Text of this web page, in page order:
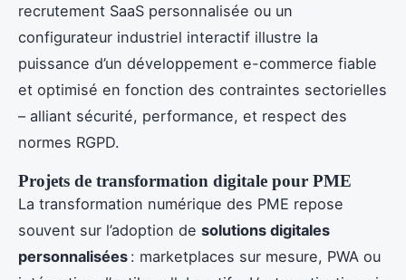
recrutement SaaS personnalisée ou un
configurateur industriel interactif illustre la
puissance d’un développement e-commerce fiable
et optimisé en fonction des contraintes sectorielles
– alliant sécurité, performance, et respect des
normes RGPD.
Projets de transformation digitale pour PME
La transformation numérique des PME repose
souvent sur l’adoption de solutions digitales
personnalisées : marketplaces sur mesure, PWA ou